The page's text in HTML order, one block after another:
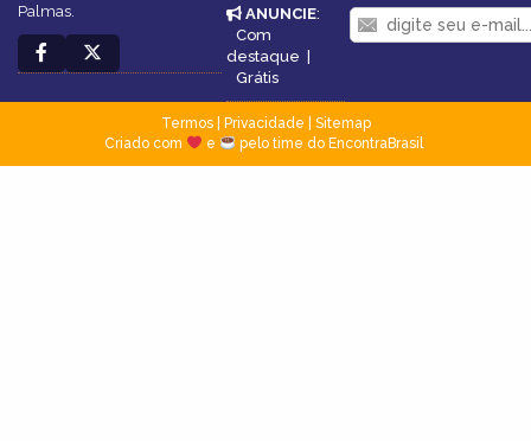
Palmas.
ANUNCIE:
Com
destaque |
Grátis
Termos| Privacidade
Sitemap
Criado com
e pelo time do EncontraBrasil